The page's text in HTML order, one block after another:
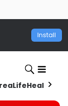
Install
LifeHealth